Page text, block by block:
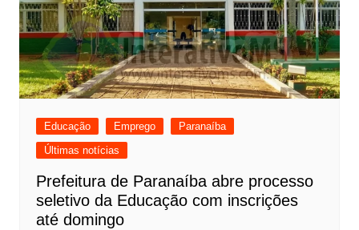
Educação Emprego
Paranaíba
Últimas notícias
Prefeitura de Paranaíba abre processo
seletivo da Educação com inscrições
até domingo